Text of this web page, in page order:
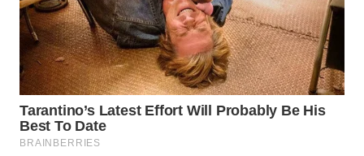
LISTRIK
WAHANA
TRAVEL
WAHANA
TV